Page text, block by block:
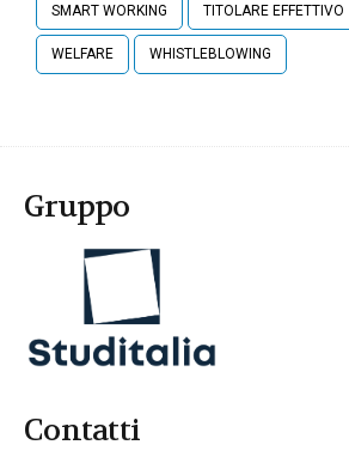
SMART WORKING TITOLARE EFFETTIVO
WELFARE WHISTLEBLOWING
Gruppo
Contatti